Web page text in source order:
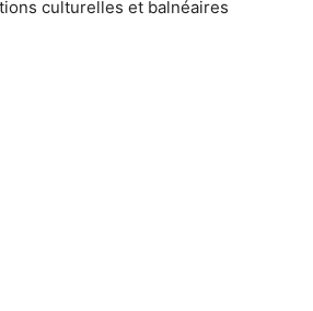
culturelles et balnéaires